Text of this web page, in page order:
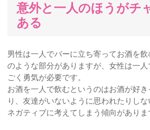
意外と一人のほうがチ
ある
男性は一人でバーに立ち寄ってお酒を
のような部分がありますが、女性は一
ごく勇気が必要です。
お酒を一人で飲むというのはお酒が好
り、友達がいないように思われたりし
ネガティブに考えてしまう傾向がありま